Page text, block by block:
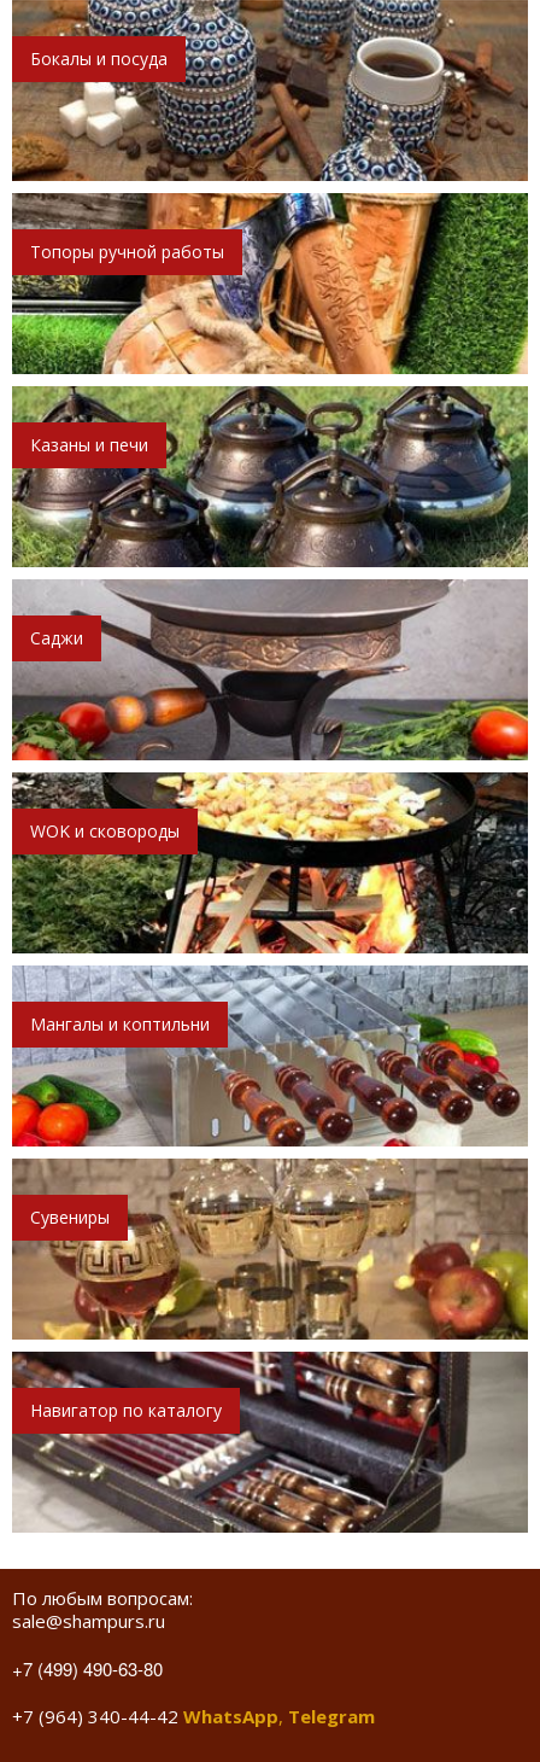
Бокалы и посуда
Топоры ручной работы
Казаны и печи
Саджи
WOK и сковороды
Мангалы и коптильни
Сувениры
Навигатор по каталогу
По любым вопросам:
sale@shampurs.ru
+7 (499) 490-63-80
+7 (964) 340-44-42 WhatsApp, Telegram